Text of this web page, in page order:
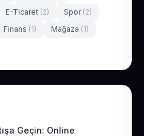
E-Ticaret (2) Spor (2)
Finans (1) Mağaza (1)
Geçin: Online